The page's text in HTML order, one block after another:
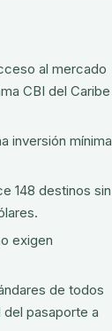
al mercado
CBI del Caribe
inversión mínima
148 destinos sin
exigen
de todos
pasaporte a